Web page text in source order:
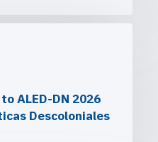
ALED-DN 2026
Descoloniales